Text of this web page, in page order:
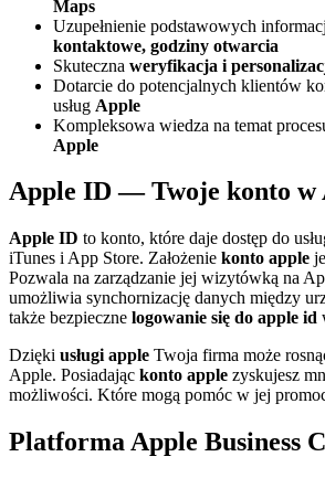
Maps
Uzupełnienie podstawowych
kontaktowe, godziny otwarcia
Skuteczna weryfikacja i
Dotarcie do potencjalnych klientów
usług Apple
Kompleksowa wiedza na temat
Apple
Apple ID — Twoje konto w
Apple ID to konto, które daje dostęp do
iTunes i App Store. Założenie konto apple
Pozwala na zarządzanie jej wizytówką na
umożliwia synchornizację danych między
także bezpieczne logowanie się do apple id
Dzięki usługi apple Twoja firma może
Apple. Posiadając konto apple zyskujesz
możliwości. Które mogą pomóc w jej
Platforma Apple Business